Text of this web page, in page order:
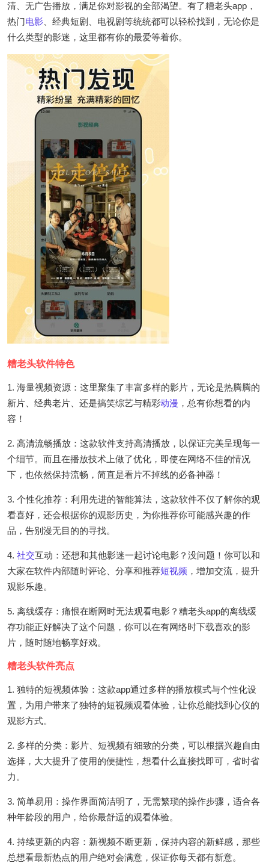
清、无广告播放，满足你对影视的全部渴望。有了糟老头app，
热门电影 、经典短剧、电视剧等统统都可以轻松找到，无论你是
什么类型的影迷，这里都有你的最爱等着你。
糟老头软件特色
1. 海量视频资源：这里聚集了丰富多样的影片，无论是热腾腾的
新片、经典老片、还是搞笑综艺与精彩动漫 ，总有你想看的内
容！
2. 高清流畅播放：这款软件支持高清播放，以保证完美呈现每一
个细节。而且在播放技术上做了优化，即使在网络不佳的情况
下，也依然保持流畅，简直是看片不掉线的必备神器！
3. 个性化推荐：利用先进的智能算法，这款软件不仅了解你的观
看喜好，还会根据你的观影历史，为你推荐你可能感兴趣的作
品，告别漫无目的的寻找。
4. 社交互动：还想和其他影迷一起讨论电影？没问题！你可以和
大家在软件内部随时评论、分享和推荐短视频 ，增加交流，提升
观影乐趣。
5. 离线缓存：痛恨在断网时无法观看电影？糟老头app的离线缓
存功能正好解决了这个问题，你可以在有网络时下载喜欢的影
片，随时随地畅享好戏。
糟老头软件亮点
1. 独特的短视频体验：这款app通过多样的播放模式与个性化设
置，为用户带来了独特的短视频观看体验，让你总能找到心仪的
观影方式。
2. 多样的分类：影片、短视频有细致的分类，可以根据兴趣自由
选择，大大提升了使用的便捷性，想看什么直接找即可，省时省
力。
3. 简单易用：操作界面简洁明了，无需繁琐的操作步骤，适合各
种年龄段的用户，给你最舒适的观看体验。
4. 持续更新的内容：新视频不断更新，保持内容的新鲜感，那些
总想看最新热点的用户绝对会满意，保证你每天都有新意。